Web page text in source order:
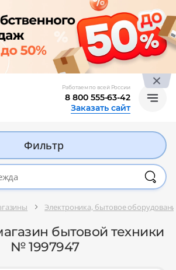
Работаем по всей России
8 800 555-63-42
Заказать сайт
Фильтр
Электроника, бытовое
бытовой техники
№ 1997947